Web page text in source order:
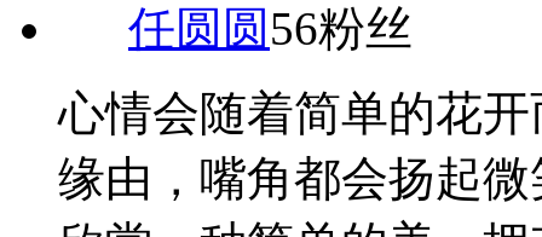
任圆圆56粉丝
心情会随着简单的花
缘由，嘴角都会扬起